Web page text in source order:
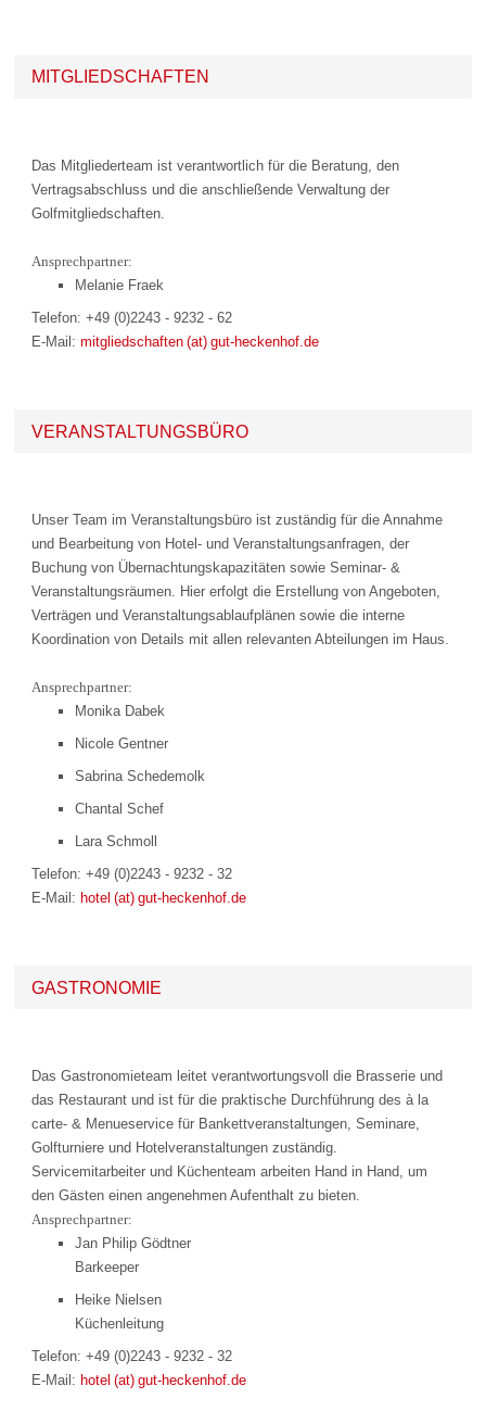
MITGLIEDSCHAFTEN
Das Mitgliederteam ist verantwortlich für die Beratung, den
Vertragsabschluss und die anschließende Verwaltung der
Golfmitgliedschaften.
Ansprechpartner:
Melanie Fraek
Telefon: +49 (0)2243 - 9232 - 62
E-Mail:mitgliedschaften (at) gut-heckenhof.de
VERANSTALTUNGSBÜRO
Unser Team im Veranstaltungsbüro ist zuständig für die Annahme
und Bearbeitung von Hotel- und Veranstaltungsanfragen, der
Buchung von Übernachtungskapazitäten sowie Seminar- &
Veranstaltungsräumen. Hier erfolgt die Erstellung von Angeboten,
Verträgen und Veranstaltungsablaufplänen sowie die interne
Koordination von Details mit allen relevanten Abteilungen im Haus.
Ansprechpartner:
Monika Dabek
Nicole Gentner
Sabrina Schedemolk
Chantal Schef
Lara Schmoll
Telefon: +49 (0)2243 - 9232 - 32
E-Mail: hotel (at) gut-heckenhof.de
GASTRONOMIE
Das Gastronomieteam leitet verantwortungsvoll die Brasserie und
das Restaurant und ist für die praktische Durchführung des à la
carte- & Menueservice für Bankettveranstaltungen, Seminare,
Golfturniere und Hotelveranstaltungen zuständig.
Servicemitarbeiter und Küchenteam arbeiten Hand in Hand, um
den Gästen einen angenehmen Aufenthalt zu bieten.
Ansprechpartner:
Jan Philip Gödtner
Barkeeper
Heike Nielsen
Küchenleitung
Telefon: +49 (0)2243 - 9232 - 32
E-Mail: hotel (at) gut-heckenhof.de